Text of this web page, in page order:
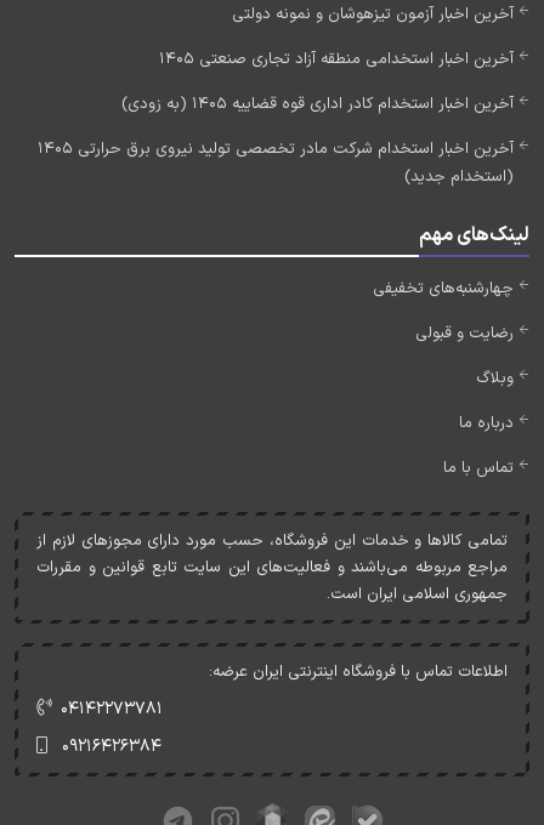
آخرین اخبار آزمون تیزهوشان و نمونه دولتی
آخرین اخبار استخدامی منطقه آزاد تجاری صنعتی 1405
آخرین اخبار استخدام کادر اداری قوه قضاییه 1405 (به زودی)
آخرین اخبار استخدام شرکت مادر تخصصی تولید نیروی برق حرارتی 1405
(استخدام جدید)
لینک‌های مهم
چهارشنبه‌های تخفیفی
رضایت و قبولی
وبلاگ
درباره ما
تماس با ما
تمامی کالاها و خدمات اين فروشگاه، حسب مورد دارای مجوزهای لازم از
مراجع مربوطه می‌باشند و فعاليت‌های اين سايت تابع قوانين و مقررات
جمهوری اسلامی ايران است.
اطلاعات تماس با فروشگاه اینترنتی ایران عرضه:
۰۴۱۴۲۲۷۳۷۸۱
۰۹۲۱۶۴۲۶۳۸۴